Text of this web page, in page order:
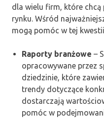
dla wielu firm, które chcą
rynku. Wśród
mogą pomóc w tej
Raporty branżowe –
opracowywane przez
dziedzinie, które
trendy dotyczące
dostarczają
pomóc w